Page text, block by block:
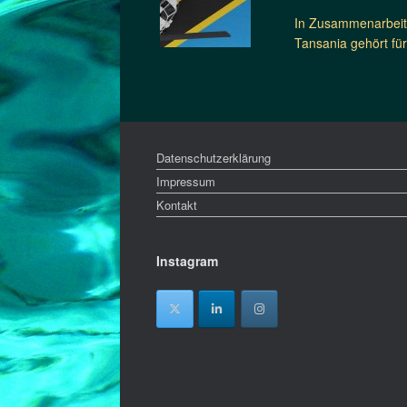
In
Tansania gehört
Datenschutzerklärung
Impressum
Kontakt
Instagram